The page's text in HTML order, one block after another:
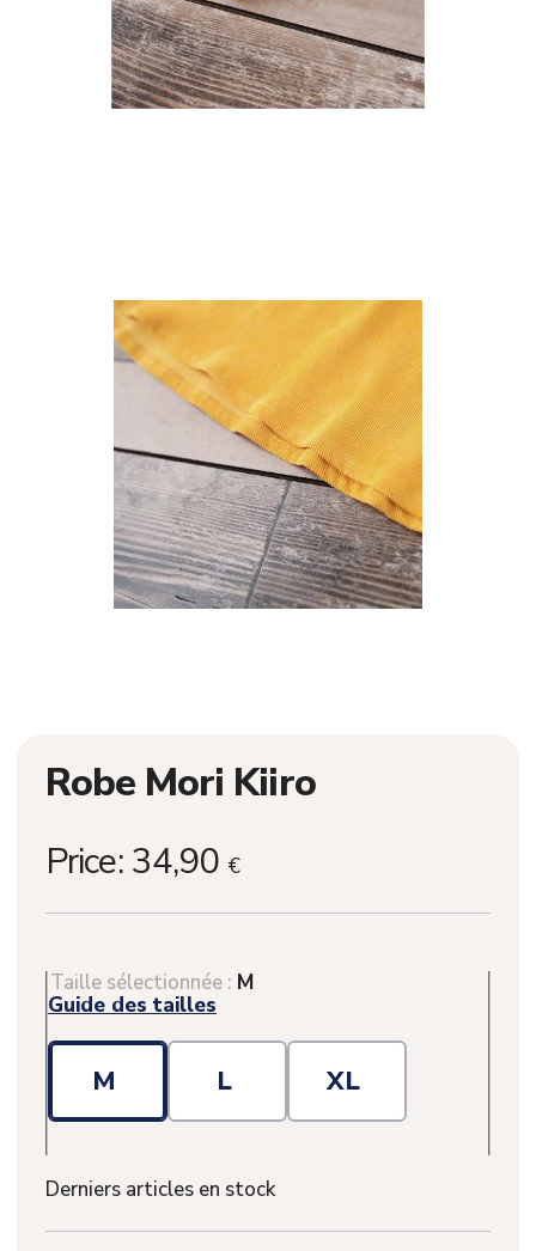
Robe Mori Kiiro
Price: 34,90 €
Taille sélectionnée : M
Guide des tailles
M L XL
Derniers articles en stock